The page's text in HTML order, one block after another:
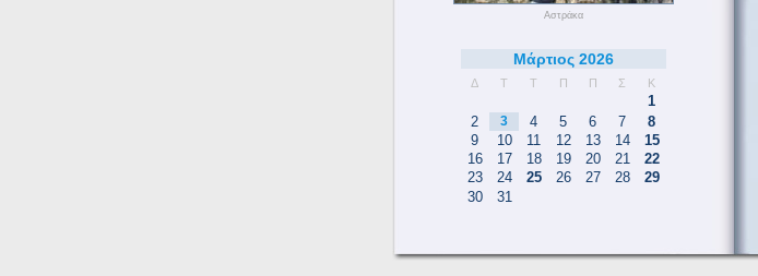
Αστράκα
Μάρτιος 2026
Δ Τ Τ Π Π Σ Κ
1
2
3 4 5 6 7
8
9
10 11 12 13 14
15
16
17 18 19 20 21
22
23
24 25 26 27 28
29
30
31